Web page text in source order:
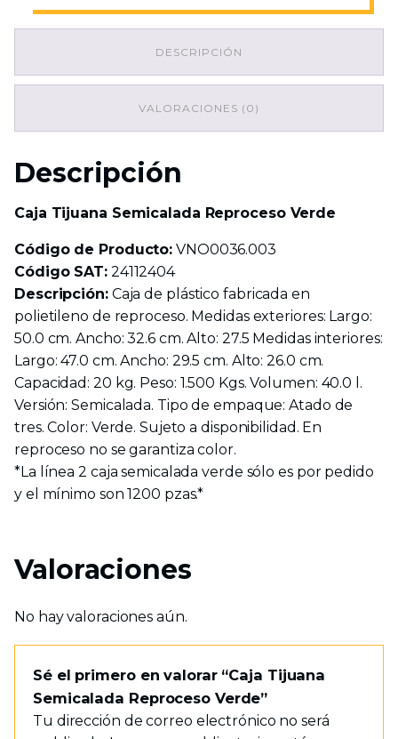
DESCRIPCIÓN
VALORACIONES (0)
Descripción
Caja Tijuana Semicalada Reproceso Verde
Código de Producto: VNO0036.003
Código SAT:24112404
Descripción:Caja de plástico fabricada en
polietileno de reproceso. Medidas exteriores: Largo:
50.0 cm. Ancho: 32.6 cm. Alto: 27.5 Medidas interiores:
Largo: 47.0 cm. Ancho: 29.5 cm. Alto: 26.0 cm.
Capacidad: 20 kg. Peso: 1.500 Kgs. Volumen: 40.0 l.
Versión: Semicalada. Tipo de empaque: Atado de
tres. Color: Verde. Sujeto a disponibilidad. En
reproceso no se garantiza color.
*La línea 2 caja semicalada verde sólo es por pedido
y el mínimo son 1200 pzas.*
Valoraciones
No hay valoraciones aún.
Sé el primero en valorar “Caja Tijuana
Semicalada Reproceso Verde”
Tu dirección de correo electrónico no será